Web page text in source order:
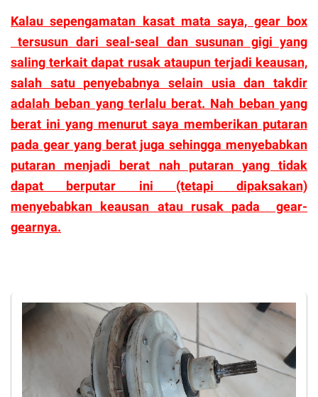
Kalau sepengamatan kasat mata saya, gear box
tersusun dari seal-seal dan susunan gigi yang
saling terkait dapat rusak ataupun terjadi keausan,
salah satu penyebabnya selain usia dan takdir
adalah beban yang terlalu berat. Nah beban yang
berat ini yang menurut saya memberikan putaran
pada gear yang berat juga sehingga menyebabkan
putaran menjadi berat nah putaran yang tidak
dapat berputar ini (tetapi dipaksakan)
menyebabkan keausan atau rusak pada gear-
gearnya.